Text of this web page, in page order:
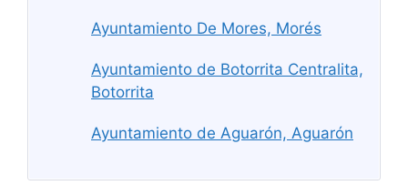
Ayuntamiento De Mores, Morés
Ayuntamiento de Botorrita Centralita,
Botorrita
Ayuntamiento de Aguarón, Aguarón